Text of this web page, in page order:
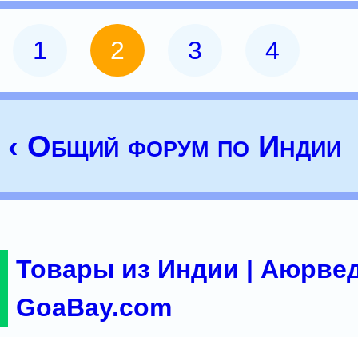
1 2 3 4
‹ Общий форум по Индии
Товары из Индии |
GoaBay.com